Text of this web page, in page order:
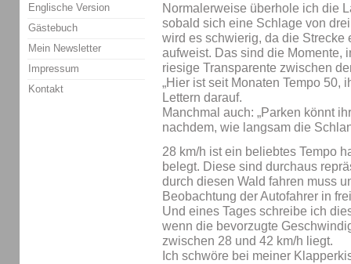
Normalerweise überhole ich die
sobald sich eine Schlage von
wird es schwierig, da die
aufweist. Das sind die Momente,
riesige Transparente zwischen
„Hier ist seit Monaten Tempo 50,
Lettern darauf.
Manchmal auch: „Parken könnt
nachdem, wie langsam die
28 km/h ist ein beliebtes Tempo
belegt. Diese sind durchaus
durch diesen Wald fahren muss
Beobachtung der Autofahrer in
Und eines Tages schreibe ich
wenn die bevorzugte
zwischen 28 und 42 km/h liegt.
Ich schwöre bei meiner
Englische Version
Gästebuch
Mein Newsletter
Impressum
Kontakt